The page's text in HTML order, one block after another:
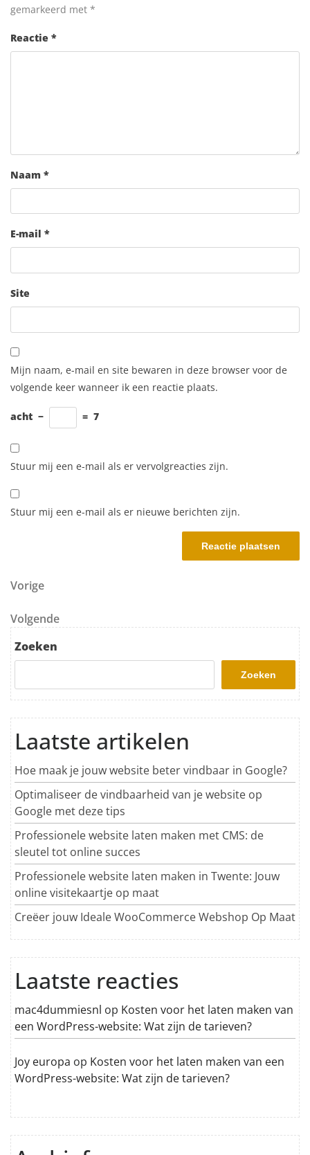
gemarkeerd met *
Reactie *
Naam *
E-mail *
Site
Mijn naam, e-mail en site bewaren in deze browser voor de
volgende keer wanneer ik een reactie plaats.
acht − = 7
Stuur mij een e-mail als er vervolgreacties zijn.
Stuur mij een e-mail als er nieuwe berichten zijn.
Berichtnavigatie
Vorig bericht
Vorige
Volgend bericht
Volgende
Zoeken
Zoeken
Laatste artikelen
Hoe maak je jouw website beter vindbaar in Google?
Optimaliseer de vindbaarheid van je website op
Google met deze tips
Professionele website laten maken met CMS: de
sleutel tot online succes
Professionele website laten maken in Twente: Jouw
online visitekaartje op maat
Creëer jouw Ideale WooCommerce Webshop Op Maat
Laatste reacties
mac4dummiesnl op Kosten voor het laten maken van
een WordPress-website: Wat zijn de tarieven?
Joy europa op Kosten voor het laten maken van een
WordPress-website: Wat zijn de tarieven?